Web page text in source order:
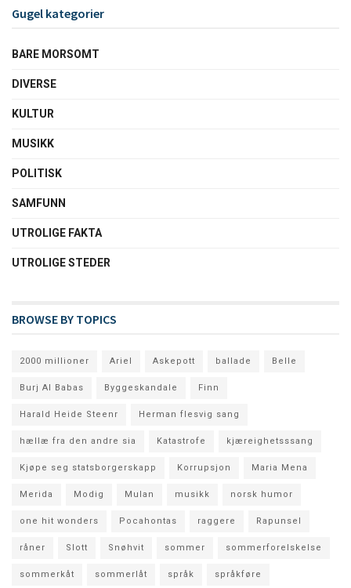
Gugel kategorier
BARE MORSOMT
DIVERSE
KULTUR
MUSIKK
POLITISK
SAMFUNN
UTROLIGE FAKTA
UTROLIGE STEDER
BROWSE BY TOPICS
2000 millioner Ariel Askepott ballade Belle
Burj Al Babas Byggeskandale Finn
Harald Heide Steenr Herman flesvig sang
hællæ fra den andre sia Katastrofe kjæreighetsssang
Kjøpe seg statsborgerskapp Korrupsjon Maria Mena
Merida Modig Mulan musikk norsk humor
one hit wonders Pocahontas raggere Rapunsel
råner Slott Snøhvit sommer sommerforelskelse
sommerkåt sommerlåt språk språkføre